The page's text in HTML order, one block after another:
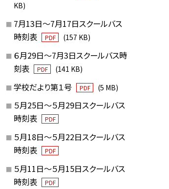
KB)
7月13日～7月17日スクールバス
時刻表
PDF (157 KB)
６月29日～7月3日スクールバス時
刻表
PDF (141 KB)
学校だより第１号 PDF (5 MB)
５月25日～５月29日スクールバス
時刻表
PDF
５月18日～５月22日スクールバス
時刻表
PDF
５月11日～５月15日スクールバス
時刻表
PDF